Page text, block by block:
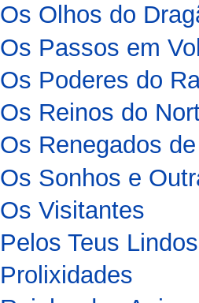
Os Olhos do
Os Passos em
Os Poderes do
Os Reinos do
Os Renegados
Os Sonhos e
Os Visitantes
Pelos Teus
Prolixidades